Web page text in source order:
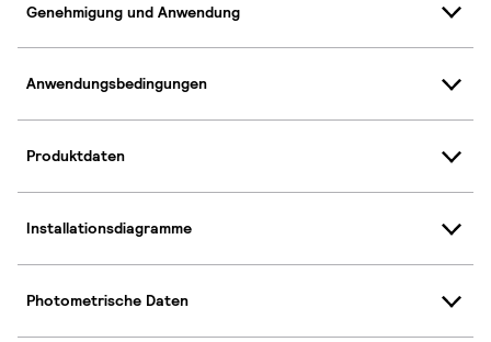
Genehmigung und Anwendung
Anwendungsbedingungen
Produktdaten
Installationsdiagramme
Photometrische Daten